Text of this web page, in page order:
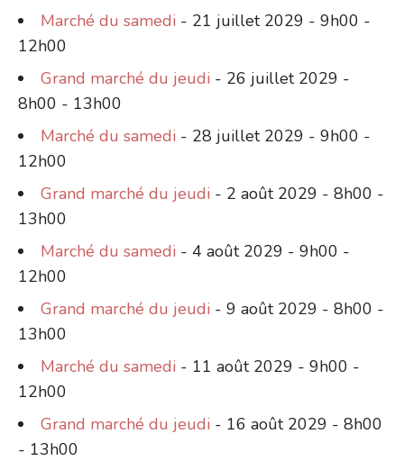
Marché du samedi - 21 juillet 2029 - 9h00 -
12h00
Grand marché du jeudi - 26 juillet 2029 -
8h00 - 13h00
Marché du samedi - 28 juillet 2029 - 9h00 -
12h00
Grand marché du jeudi - 2 août 2029 - 8h00 -
13h00
Marché du samedi - 4 août 2029 - 9h00 -
12h00
Grand marché du jeudi - 9 août 2029 - 8h00 -
13h00
Marché du samedi - 11 août 2029 - 9h00 -
12h00
Grand marché du jeudi - 16 août 2029 - 8h00
- 13h00